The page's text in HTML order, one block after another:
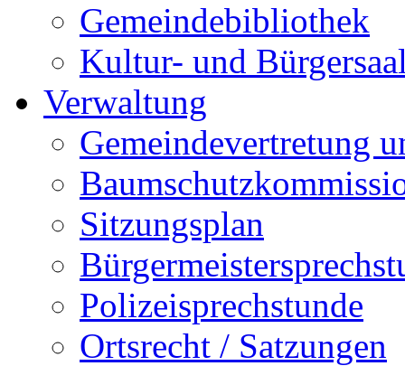
Gemeindebibliothek
Kultur- und
Verwaltung
Gemeindevertretung
Sitzungsplan
Polizeisprechstunde
Ortsrecht / Satzungen